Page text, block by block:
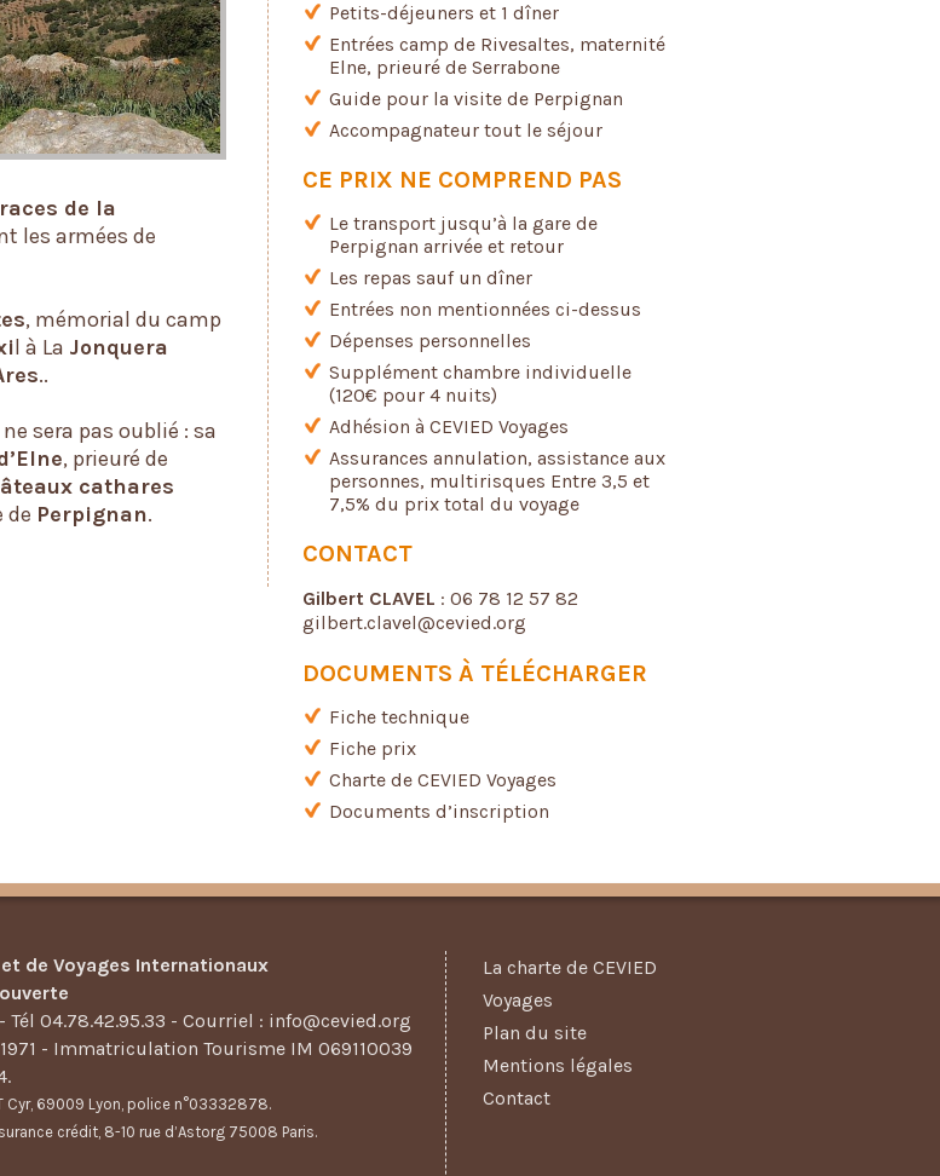
de la
les armées de
, mémorial du camp
l à La Jonquera
..
ne sera pas oublié : sa
, prieuré de
cathares
de Perpignan.
Petits-déjeuners et 1 dîner
Entrées camp de Rivesaltes, maternité
Elne, prieuré de Serrabone
Guide pour la visite de Perpignan
Accompagnateur tout le séjour
CE PRIX NE COMPREND PAS
Le transport jusqu’à la gare de
Perpignan arrivée et retour
Les repas sauf un dîner
Entrées non mentionnées ci-dessus
Dépenses personnelles
Supplément chambre individuelle
(120€ pour 4 nuits)
Adhésion à CEVIED Voyages
Assurances annulation, assistance aux
personnes, multirisques Entre 3,5 et
7,5% du prix total du voyage
CONTACT
Gilbert CLAVEL : 06 78 12 57 82
gilbert.clavel@cevied.org
DOCUMENTS À TÉLÉCHARGER
Fiche technique
Fiche prix
Charte de CEVIED Voyages
Documents d’inscription
de Voyages Internationaux
04.78.42.95.33 - Courriel : info@cevied.org
- Immatriculation Tourisme IM 069110039
Cyr, 69009 Lyon, police n°03332878.
crédit, 8-10 rue d’Astorg 75008 Paris.
La charte de CEVIED
Voyages
Plan du site
Mentions légales
Contact